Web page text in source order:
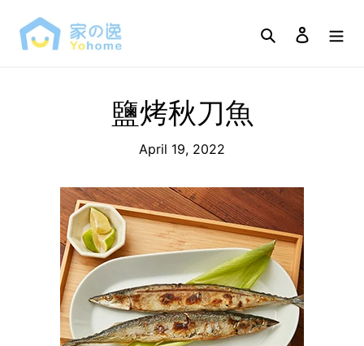
content
Search Log in
鹽烤秋刀魚
April 19, 2022